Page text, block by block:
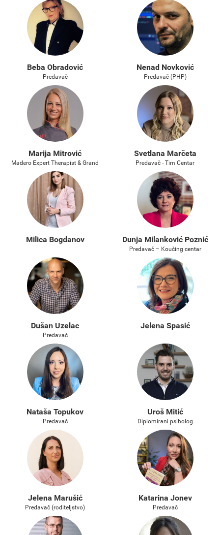
Beba Obradović
Predavač
Nenad Novković
Predavač (PHP)
Marija Mitrović
Madero Expert Therapist & Grand
Svetlana Marčeta
Predavač - Tim Centar
Milica Bogdanov Dunja Milanković Poznić
Predavač – Koučing centar
Dušan Uzelac
Predavač
Jelena Spasić
Nataša Topukov
Predavač
Uroš Mitić
Diplomirani psiholog
Jelena Marušić
Predavač (roditeljstvo)
Katarina Jonev
Predavač